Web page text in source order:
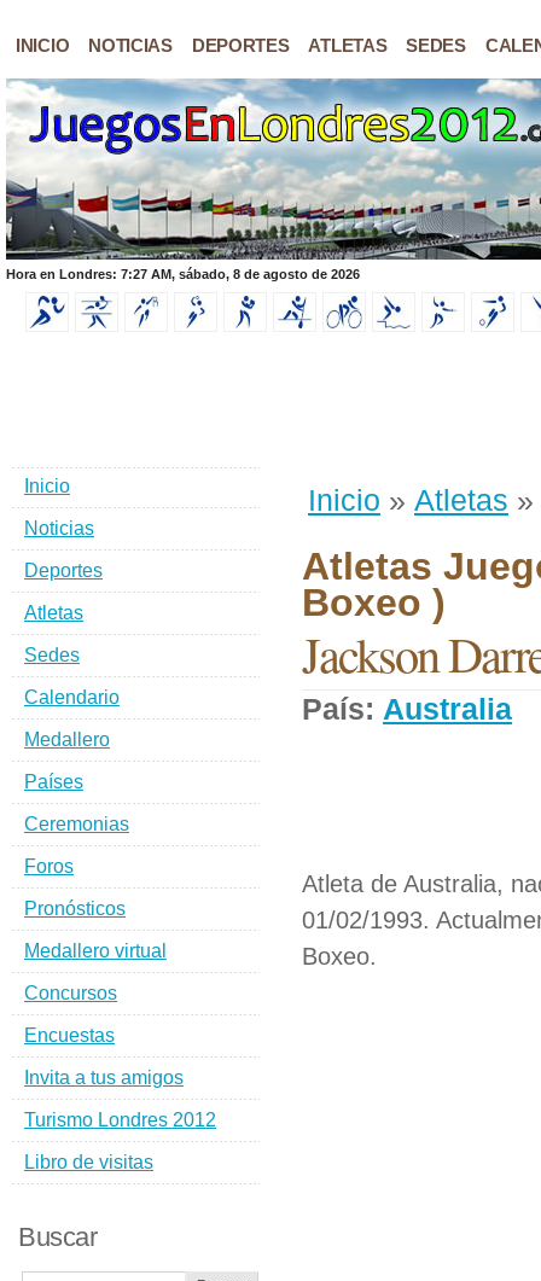
INICIO NOTICIAS DEPORTES ATLETAS SEDES
Hora en Londres: 7:27 AM, sábado, 8 de agosto de 2026
Inicio » Atletas »
Atletas
Boxeo )
Jackson
País: Australia
Atleta de Australia,
01/02/1993.
Boxeo.
Inicio
Noticias
Deportes
Atletas
Sedes
Calendario
Medallero
Países
Ceremonias
Foros
Pronósticos
Medallero virtual
Concursos
Encuestas
Invita a tus amigos
Turismo Londres 2012
Libro de visitas
Buscar